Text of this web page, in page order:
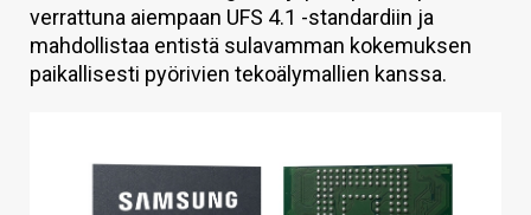
HINTA.FI
KAUPPA
verrattuna aiempaan UFS 4.1 -standardiin ja
mahdollistaa entistä sulavamman kokemuksen
paikallisesti pyörivien tekoälymallien kanssa.